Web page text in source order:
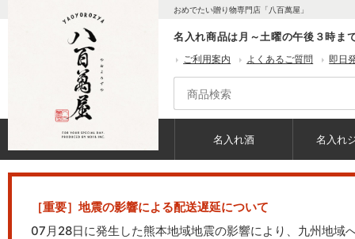
おめでたい贈り物専門店「八百萬屋」
名入れ商品は月～土曜の午後３時ま
ご利用案内 よくあるご質問 即日
名入れ酒 名入れ
［重要］地震の影響による配送遅延について
07月28日に発生した熊本地域地震の影響により、九州地域